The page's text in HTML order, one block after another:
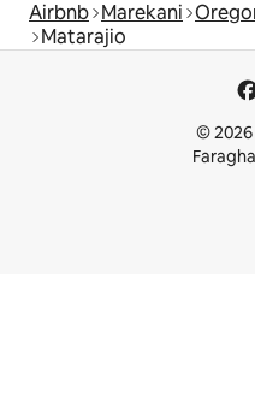
Airbnb Marekani
Matarajio
© 2026
Faragha